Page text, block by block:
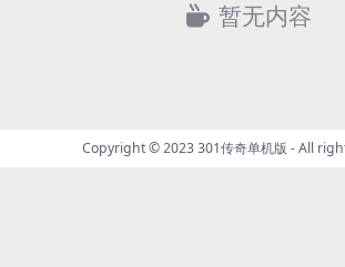
暂无内容
Copyright © 2023301传奇单机版 - All